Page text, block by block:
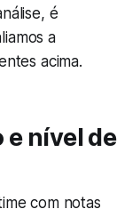
é
a
acima.
e nível de
com notas